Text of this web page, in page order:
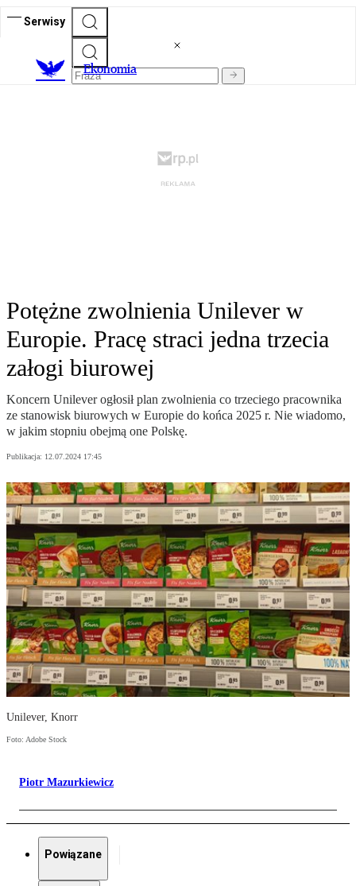
Serwisy
Ekonomia
Potężne zwolnienia Unilever w
Europie. Pracę straci jedna trzecia
załogi biurowej
Koncern Unilever ogłosił plan zwolnienia co trzeciego pracownika
ze stanowisk biurowych w Europie do końca 2025 r. Nie wiadomo,
w jakim stopniu obejmą one Polskę.
Publikacja: 12.07.2024 17:45
Unilever, Knorr
Foto: Adobe Stock
Piotr Mazurkiewicz
Powiązane